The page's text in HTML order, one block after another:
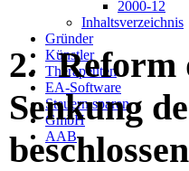
2000-12
Inhaltsverzeichnis
Gründer
Künstler
Therapeuten
EA-Software
Steuern sparen
GmbH
AAB
2. Reform
Senkung
beschlossen